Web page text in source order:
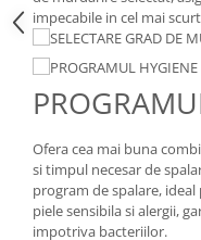
impecabile in cel mai
Ofera cea mai buna
si timpul necesar de
program de spalare,
piele sensibila si alergii,
impotriva bacteriilor.